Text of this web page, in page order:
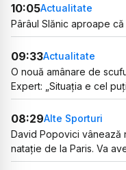
10:05Actualitate
Pârâul Slănic aproape
09:33Actualitate
O nouă amânare de
Expert: „Situația e cel
08:29Alte Sporturi
David Popovici vânează
natație de la Paris. Va